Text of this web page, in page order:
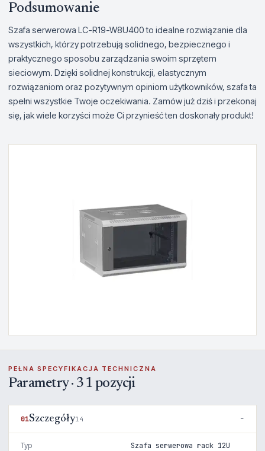
Podsumowanie
Szafa serwerowa LC-R19-W8U400 to idealne rozwiązanie dla
wszystkich, którzy potrzebują solidnego, bezpiecznego i
praktycznego sposobu zarządzania swoim sprzętem
sieciowym. Dzięki solidnej konstrukcji, elastycznym
rozwiązaniom oraz pozytywnym opiniom użytkowników, szafa ta
spełni wszystkie Twoje oczekiwania. Zamów już dziś i przekonaj
się, jak wiele korzyści może Ci przynieść ten doskonały produkt!
PEŁNA SPECYFIKACJA TECHNICZNA
Parametry · 31 pozycji
01Szczegóły14
Typ Szafa serwerowa rack 12U